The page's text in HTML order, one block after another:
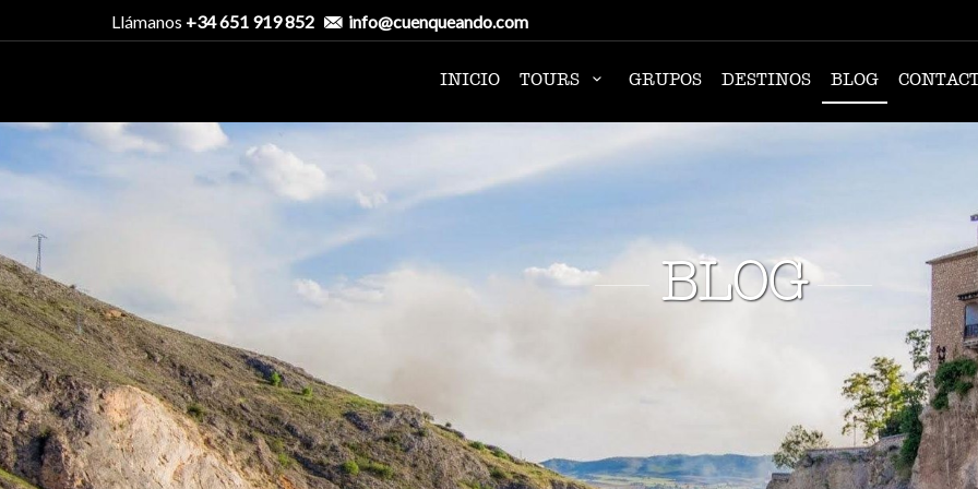
Llámanos +34 651 919 852 info@cuenqueando.com
INICIO TOURS GRUPOS DESTINOS BLOG
BLOG